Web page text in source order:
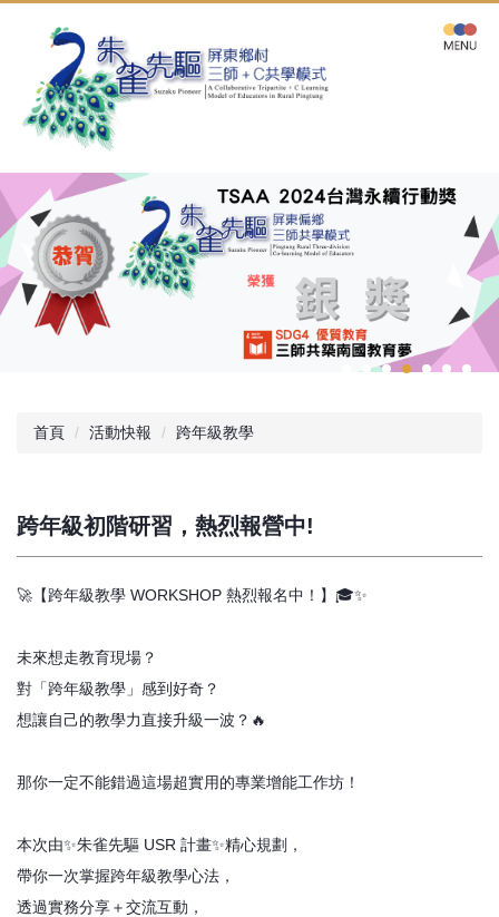
容
首頁 活動快報 跨年級教學
跨年級初階研習，熱烈報營中!
🚀【跨年級教學 WORKSHOP 熱烈報名中！】🎓✨
未來想走教育現場？
對「跨年級教學」感到好奇？
想讓自己的教學力直接升級一波？🔥
那你一定不能錯過這場超實用的專業增能工作坊！
本次由✨朱雀先驅 USR 計畫✨精心規劃，
帶你一次掌握跨年級教學心法，
透過實務分享＋交流互動，